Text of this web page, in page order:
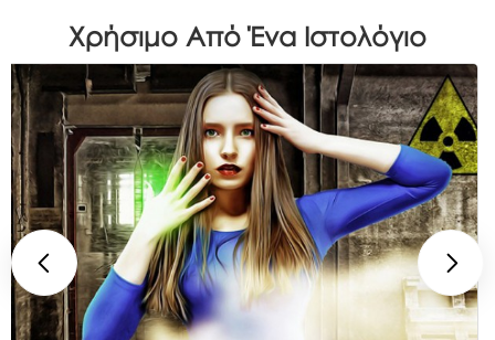
Χρήσιμο Από Ένα Ιστολόγιο